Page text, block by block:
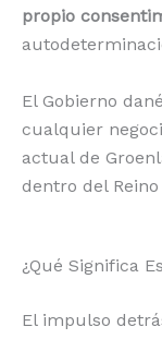
propio
El Gobierno
cualquier
actual de
dentro del
¿Qué Significa
El impulso